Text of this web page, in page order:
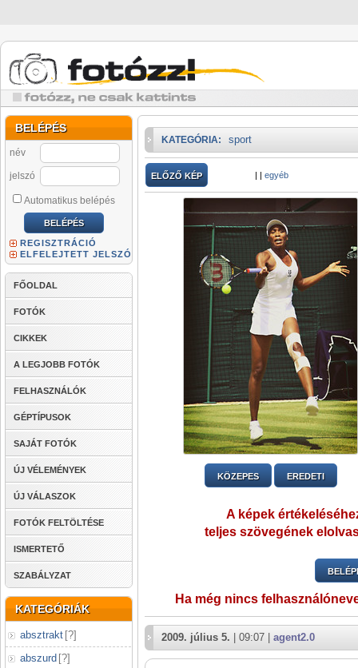
BELÉPÉS
név
jelszó
Automatikus belépés
REGISZTRÁCIÓ
ELFELEJTETT JELSZÓ
FŐOLDAL
FOTÓK
CIKKEK
A LEGJOBB FOTÓK
FELHASZNÁLÓK
GÉPTÍPUSOK
SAJÁT FOTÓK
ÚJ VÉLEMÉNYEK
ÚJ VÁLASZOK
FOTÓK FELTÖLTÉSE
ISMERTETŐ
SZABÁLYZAT
KATEGÓRIÁK
absztrakt [?]
abszurd [?]
KATEGÓRIA: sport
ELŐZŐ KÉP | | egyéb
KÖZEPES EREDETI
A képek
teljes szövegének
Ha még nincs
2009. július 5. | 09:07 | agent2.0